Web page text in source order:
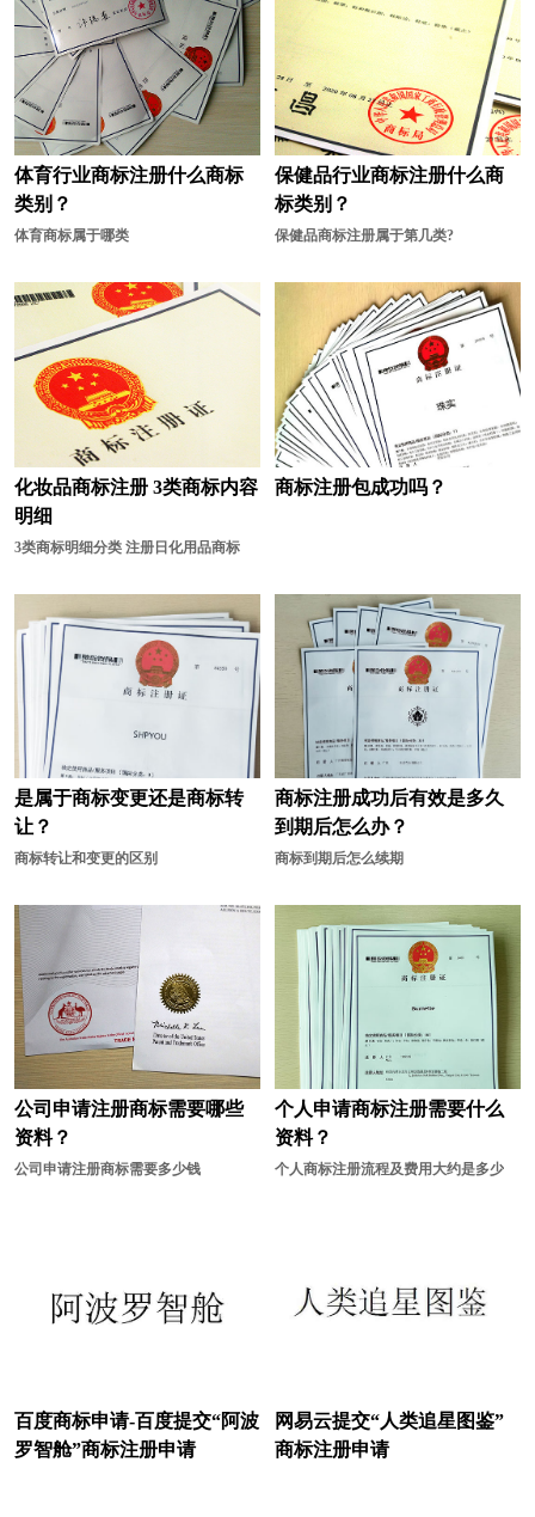
体育行业商标注册什么商标
类别？
体育商标属于哪类
保健品行业商标注册什么商
标类别？
保健品商标注册属于第几类?
化妆品商标注册 3类商标内容
明细
3类商标明细分类 注册日化用品商标
商标注册包成功吗？
是属于商标变更还是商标转
让？
商标转让和变更的区别
商标注册成功后有效是多久
到期后怎么办？
商标到期后怎么续期
公司申请注册商标需要哪些
资料？
公司申请注册商标需要多少钱
个人申请商标注册需要什么
资料？
个人商标注册流程及费用大约是多少
百度商标申请-百度提交“阿波
罗智舱”商标注册申请
网易云提交“人类追星图鉴”
商标注册申请